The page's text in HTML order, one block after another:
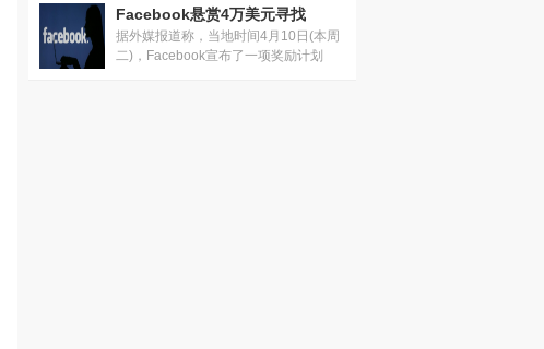
Facebook悬赏4万美元寻找
据外媒报道称，当地时间4月10日(本周
二)，Facebook宣布了一项奖励计划